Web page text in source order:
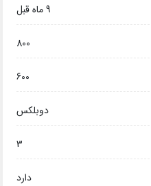
9 ماه قبل
800
600
دوبلکس
3
دارد